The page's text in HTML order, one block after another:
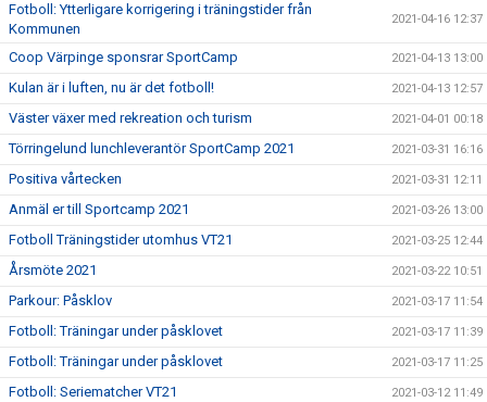
Fotboll: Ytterligare korrigering i träningstider från
Kommunen
2021-04-16 12:37
Coop Värpinge sponsrar SportCamp 2021-04-13 13:00
Kulan är i luften, nu är det fotboll! 2021-04-13 12:57
Väster växer med rekreation och turism 2021-04-01 00:18
Törringelund lunchleverantör SportCamp 2021 2021-03-31 16:16
Positiva vårtecken 2021-03-31 12:11
Anmäl er till Sportcamp 2021 2021-03-26 13:00
Fotboll Träningstider utomhus VT21 2021-03-25 12:44
Årsmöte 2021 2021-03-22 10:51
Parkour: Påsklov 2021-03-17 11:54
Fotboll: Träningar under påsklovet 2021-03-17 11:39
Fotboll: Träningar under påsklovet 2021-03-17 11:25
Fotboll: Seriematcher VT21 2021-03-12 11:49